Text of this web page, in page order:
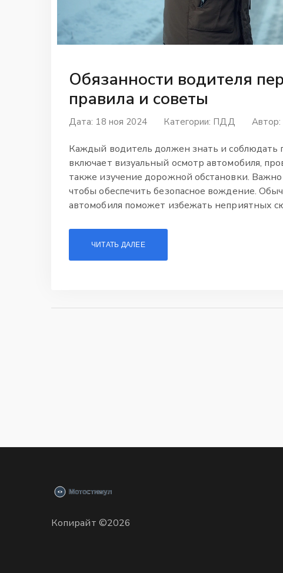
Обязанности водителя
правила и советы
Дата: 18 ноя 2024 Категории: ПДД Автор:
Каждый водитель должен знать и соблюдать
включает визуальный осмотр автомобиля,
также изучение дорожной обстановки.
чтобы обеспечить безопасное вождение.
автомобиля поможет избежать неприятных
ЧИТАТЬ ДАЛЕЕ
Копирайт ©2026